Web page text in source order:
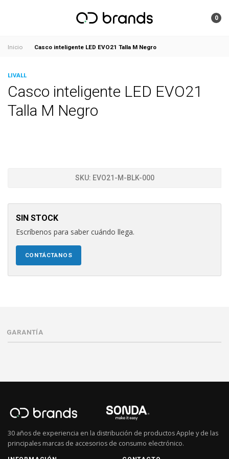
0
Inicio Casco inteligente LED EVO21 Talla M Negro
LIVALL
Casco inteligente LED EVO21
Talla M Negro
SKU: EVO21-M-BLK-000
SIN STOCK
Escríbenos para saber cuándo llega.
CONTÁCTANOS
GARANTÍA
30 años de experiencia en la distribución de productos Apple y de las
principales marcas de accesorios de consumo electrónico.